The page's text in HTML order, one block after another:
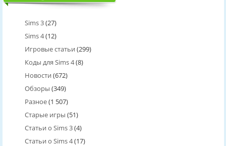
Sims 3(27)
Sims 4(12)
Игровые статьи (299)
Коды для Sims 4(8)
Новости (672)
Обзоры (349)
Разное(1 507)
Старые игры (51)
Статьи о Sims 3(4)
Статьи о Sims 4(17)